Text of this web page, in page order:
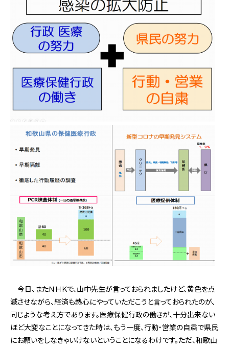
今日、またＮＨＫで、山中先生が言っておられましたけど、黄色を点
滅させながら、経済も熱心にやっていただこうと言っておられたのが、
同じような考え方であります。医療保健行政の働きが、十分出来ない
ほど大変なことになってきた時は、もう一度、行動・営業の自粛で県民
にお願いをしなきゃいけないということになるわけです。ただ、和歌山